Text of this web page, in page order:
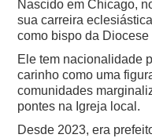
Nascido em Chicago,
sua carreira
como bispo da
Ele tem nacionalidade
carinho como uma
comunidades
pontes na Igreja local.
Desde 2023, era